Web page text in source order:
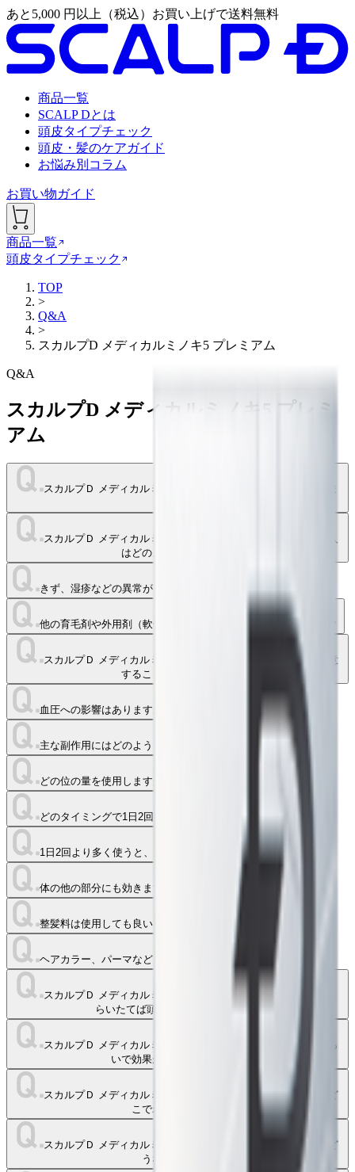
あと 5,000 円以上（税込）お買い上げで送料無料
商品一覧
SCALP Dとは
頭皮タイプチェック
頭皮・髪のケアガイド
お悩み別コラム
お買い物ガイド
商品一覧
頭皮タイプチェック
TOP
>
Q&A
>
スカルプD メディカルミノキ5 プレミアム
Q&A
スカルプD メディカルミノキ5 プレミ
アム
スカルプＤ メディカルミノキ５ プレミアムはどんな人に効きま
スカルプＤ メディカルミノキ５ プレミアムの使用に適さない人
はどのような人ですか？
きず、湿疹などの異常がある部位に使っても大丈夫ですか？
他の育毛剤や外用剤（軟膏、液剤等）は使用してもいいですか？
スカルプＤ メディカルミノキ５ プレミアムを使用する前に注意
することはありますか？
血圧への影響はありますか？
主な副作用にはどのようなものがありますか？
どの位の量を使用しますか？
どのタイミングで1日2回使用したら良いですか？
1日2回より多く使うと、もっと早く、よく効きますか？
体の他の部分にも効きますか？
整髪料は使用しても良いですか？
ヘアカラー、パーマなどをかけても良いですか？
スカルプＤ メディカルミノキ５ プレミアムをつけてからどのく
らいたてば頭を洗って良いですか？
スカルプＤ メディカルミノキ５ プレミアムを使って、どのくら
いで効果があらわれますか？
スカルプＤ メディカルミノキ５ プレミアムの効きはじめは、ど
こでわかりますか？
スカルプＤ メディカルミノキ５ プレミアムの使用をやめたらど
うなりますか？